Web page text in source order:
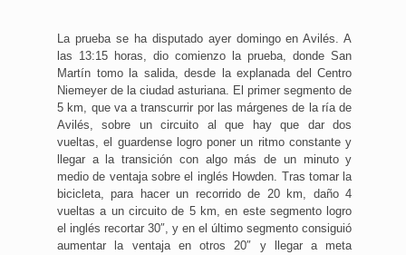
La prueba se ha disputado ayer domingo en Avilés. A
las 13:15 horas, dio comienzo la prueba, donde San
Martín tomo la salida, desde la explanada del Centro
Niemeyer de la ciudad asturiana. El primer segmento de
5 km, que va a transcurrir por las márgenes de la ría de
Avilés, sobre un circuito al que hay que dar dos
vueltas, el guardense logro poner un ritmo constante y
llegar a la transición con algo más de un minuto y
medio de ventaja sobre el inglés Howden. Tras tomar la
bicicleta, para hacer un recorrido de 20 km, daño 4
vueltas a un circuito de 5 km, en este segmento logro
el inglés recortar 30″, y en el último segmento consiguió
aumentar la ventaja en otros 20″ y llegar a meta